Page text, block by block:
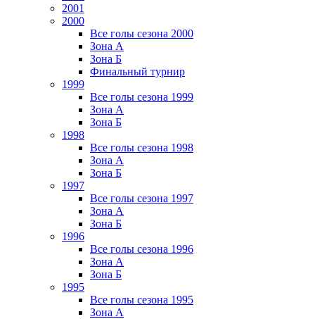
2001
2000
Все голы сезона 2000
Зона А
Зона Б
Финальный турнир
1999
Все голы сезона 1999
Зона А
Зона Б
1998
Все голы сезона 1998
Зона А
Зона Б
1997
Все голы сезона 1997
Зона А
Зона Б
1996
Все голы сезона 1996
Зона А
Зона Б
1995
Все голы сезона 1995
Зона А